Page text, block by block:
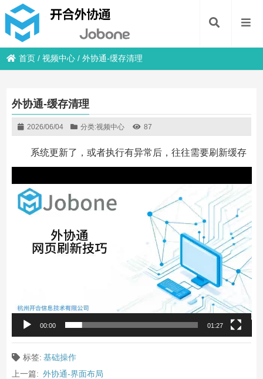
首页 /视频中心 /外协通-缓存清理
外协通-缓存清理
2026/06/04 分类:视频中心 87
系统更新了，或者执行有异常后，往往需要刷新缓存
频
播
00:00 01:27
标签: 基础操作
上一篇: 外协通-界面布局